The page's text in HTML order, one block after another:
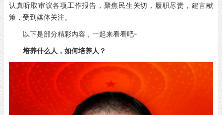
认真听取审议各项工作报告，聚焦民生关切，履职尽责，建言献
策，受到媒体关注。
以下是部分精彩内容，一起来看看吧~
培养什么人，如何培养人？